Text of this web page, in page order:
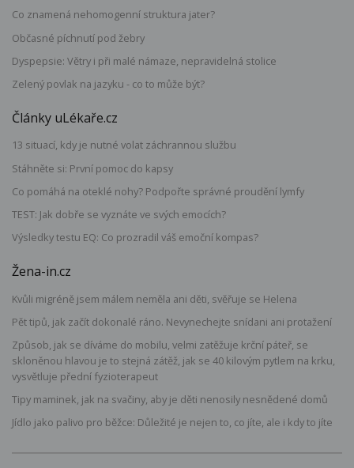
Co znamená nehomogenní struktura jater?
Občasné píchnutí pod žebry
Dyspepsie: Větry i při malé námaze, nepravidelná stolice
Zelený povlak na jazyku - co to může být?
Články uLékaře.cz
13 situací, kdy je nutné volat záchrannou službu
Stáhněte si: První pomoc do kapsy
Co pomáhá na oteklé nohy? Podpořte správné proudění lymfy
TEST: Jak dobře se vyznáte ve svých emocích?
Výsledky testu EQ: Co prozradil váš emoční kompas?
Žena-in.cz
Kvůli migréně jsem málem neměla ani děti, svěřuje se Helena
Pět tipů, jak začít dokonalé ráno. Nevynechejte snídani ani protažení
Způsob, jak se díváme do mobilu, velmi zatěžuje krční páteř, se
skloněnou hlavou je to stejná zátěž, jak se 40 kilovým pytlem na krku,
vysvětluje přední fyzioterapeut
Tipy maminek, jak na svačiny, aby je děti nenosily nesnědené domů
Jídlo jako palivo pro běžce: Důležité je nejen to, co jíte, ale i kdy to jíte